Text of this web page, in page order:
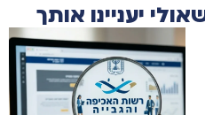
יעניינו אותך